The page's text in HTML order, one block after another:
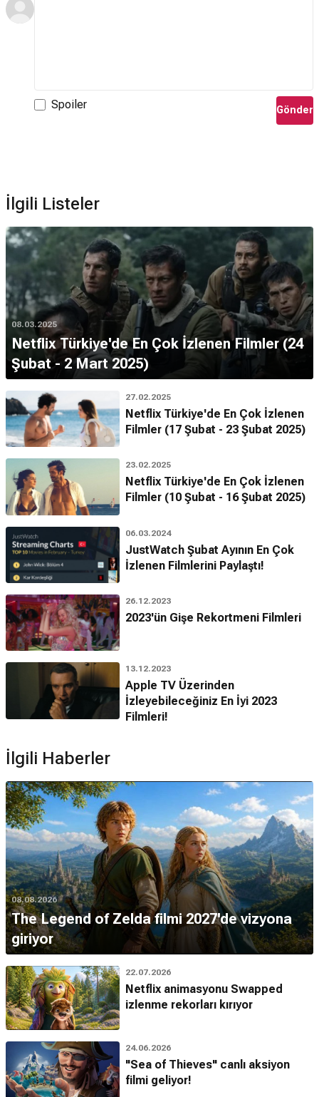
Spoiler Gönder
İlgili Listeler
08.03.2025
Netflix Türkiye'de En Çok İzlenen Filmler (24
Şubat - 2 Mart 2025)
27.02.2025
Netflix Türkiye'de En Çok İzlenen
Filmler (17 Şubat - 23 Şubat 2025)
23.02.2025
Netflix Türkiye'de En Çok İzlenen
Filmler (10 Şubat - 16 Şubat 2025)
06.03.2024
JustWatch Şubat Ayının En Çok
İzlenen Filmlerini Paylaştı!
26.12.2023
2023'ün Gişe Rekortmeni Filmleri
13.12.2023
Apple TV Üzerinden
İzleyebileceğiniz En İyi 2023
Filmleri!
İlgili Haberler
08.08.2026
The Legend of Zelda filmi 2027'de vizyona
giriyor
22.07.2026
Netflix animasyonu Swapped
izlenme rekorları kırıyor
24.06.2026
"Sea of Thieves" canlı aksiyon
filmi geliyor!